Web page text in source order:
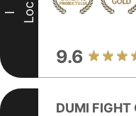
I Loc
9.6
DUMI FIGHT